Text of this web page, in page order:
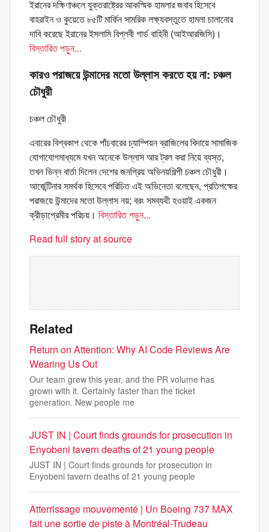
ইরানের দক্ষিণাঞ্চলে যুক্তরাষ্ট্রের আকস্মিক হামলার জবাব হিসেবে
বাহরাইন ও কুয়েতে ৮৫টি মার্কিন সামরিক লক্ষ্যবস্তুতে হামলা চালানোর
দাবি করেছে ইরানের ইসলামি বিপ্লবী গার্ড বাহিনী (আইআরজিসি)।
বিস্তারিত পড়ুন...
কারও পরাজয়ে উন্মাদের মতো উল্লাস করতে হয় না: চঞ্চল
চৌধুরী
চঞ্চল চৌধুরী
এবারের বিশ্বকাপ থেকে পাঁচবারের চ্যাম্পিয়ন ব্রাজিলের বিদায়ে সামাজিক
যোগাযোগমাধ্যমে যখন অনেকে উল্লাস আর ট্রল করা নিয়ে ব্যস্ত,
তখন ভিন্ন বার্তা দিলেন দেশের জনপ্রিয় অভিনয়শিল্পী চঞ্চল চৌধুরী।
আর্জেন্টিনার সমর্থক হিসেবে পরিচিত এই অভিনেতা বলেছেন, প্রতিপক্ষের
পরাজয়ে উন্মাদের মতো উল্লাস নয়; বরং সমব্যথী হওয়াই একজন
ক্রীড়াপ্রেমীর পরিচয়। বিস্তারিত পড়ুন...
Read full story at source
Related
Return on Attention: Why AI Code Reviews Are
Wearing Us Out
Our team grew this year, and the PR volume has
grown with it. Certainly faster than the ticket
generation. New people me
JUST IN | Court finds grounds for prosecution in
Enyobeni tavern deaths of 21 young people
JUST IN | Court finds grounds for prosecution in
Enyobeni tavern deaths of 21 young people
Atterrissage mouvementé | Un Boeing 737 MAX
fait une sortie de piste à Montréal-Trudeau